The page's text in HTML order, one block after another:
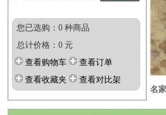
您已选购：0 种商品
总计价格：0 元
查看购物车
查看订单
查看收藏夹
查看对比架
名